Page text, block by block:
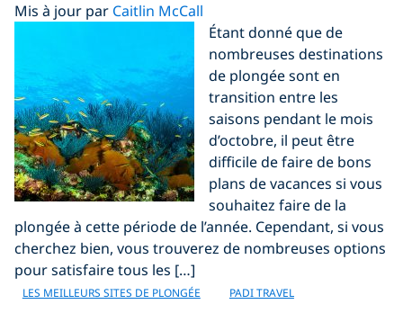
Mis à jour par Caitlin McCall
Étant donné que de
nombreuses destinations
de plongée sont en
transition entre les
saisons pendant le mois
d’octobre, il peut être
difficile de faire de bons
plans de vacances si vous
souhaitez faire de la
plongée à cette période de l’année. Cependant, si vous
cherchez bien, vous trouverez de nombreuses options
pour satisfaire tous les […]
LES MEILLEURS SITES DE PLONGÉE PADI TRAVEL